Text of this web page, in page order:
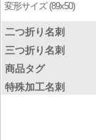
変形サイズ (89x50)
二つ折り名刺
三つ折り名刺
商品タグ
特殊加工名刺